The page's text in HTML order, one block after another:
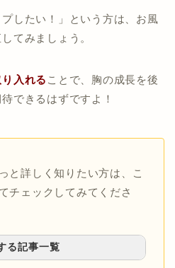
プしたい！」という方は、お風
てみましょう。
入れる ことで、胸の成長を後
できるはずですよ！
と詳しく知りたい方は、こ
チェックしてみてくださ
る記事一覧